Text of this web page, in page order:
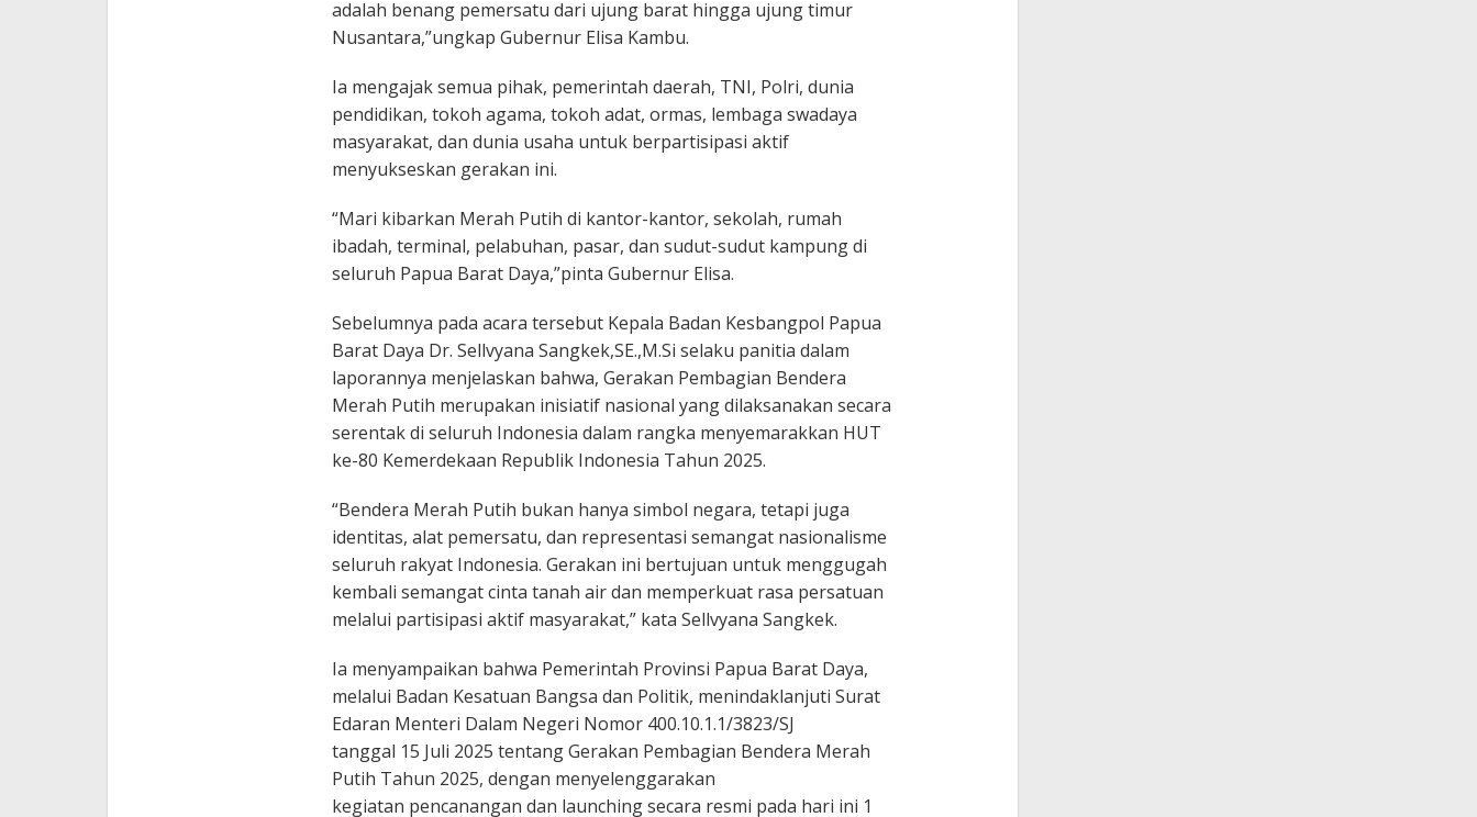
adalah benang pemersatu dari ujung barat hingga ujung timur
Nusantara,”ungkap Gubernur Elisa Kambu.
Ia mengajak semua pihak, pemerintah daerah, TNI, Polri, dunia
pendidikan, tokoh agama, tokoh adat, ormas, lembaga swadaya
masyarakat, dan dunia usaha untuk berpartisipasi aktif
menyukseskan gerakan ini.
“Mari kibarkan Merah Putih di kantor-kantor, sekolah, rumah
ibadah, terminal, pelabuhan, pasar, dan sudut-sudut kampung di
seluruh Papua Barat Daya,”pinta Gubernur Elisa.
Sebelumnya pada acara tersebut Kepala Badan Kesbangpol Papua
Barat Daya Dr. Sellvyana Sangkek,SE.,M.Si selaku panitia dalam
laporannya menjelaskan bahwa, Gerakan Pembagian Bendera
Merah Putih merupakan inisiatif nasional yang dilaksanakan secara
serentak di seluruh Indonesia dalam rangka menyemarakkan HUT
ke-80 Kemerdekaan Republik Indonesia Tahun 2025.
“Bendera Merah Putih bukan hanya simbol negara, tetapi juga
identitas, alat pemersatu, dan representasi semangat nasionalisme
seluruh rakyat Indonesia. Gerakan ini bertujuan untuk menggugah
kembali semangat cinta tanah air dan memperkuat rasa persatuan
melalui partisipasi aktif masyarakat,” kata Sellvyana Sangkek.
Ia menyampaikan bahwa Pemerintah Provinsi Papua Barat Daya,
melalui Badan Kesatuan Bangsa dan Politik, menindaklanjuti Surat
Edaran Menteri Dalam Negeri Nomor 400.10.1.1/3823/SJ
tanggal 15 Juli 2025 tentang Gerakan Pembagian Bendera Merah
Putih Tahun 2025, dengan menyelenggarakan
kegiatan pencanangan dan launching secara resmi pada hari ini 1